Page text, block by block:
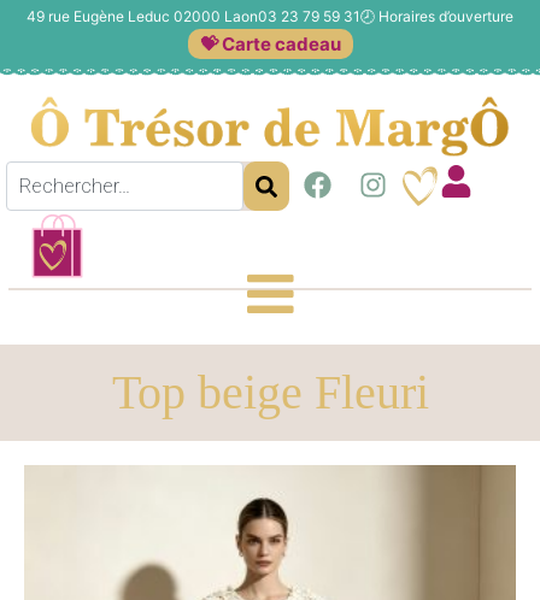
49 rue Eugène Leduc 02000 Laon03 23 79 59 31🕗 Horaires d’ouverture
💝 Carte cadeau
Top beige Fleuri